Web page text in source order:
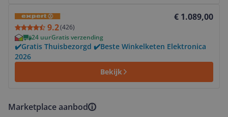
9.2(426)
€ 1.089,00
24 uurGratis verzending
✔️Gratis Thuisbezorgd ✔️Beste Winkelketen Elektronica
2026
Bekijk
Marketplace aanbod